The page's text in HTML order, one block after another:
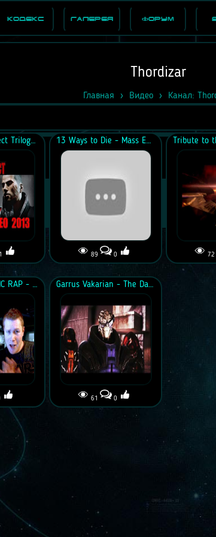
Кодекс Галерея Форум
Главная Видео Канал:
Thordizar
Top 10 Mass Effect Trilogy Evil Moments
1
13 Ways to Die - Mass Effect 3
89 0 72
MASS EFFECT EPIC RAP - Dan Bull Garrus Vakarian - The Dark Knight of Omega
61 0